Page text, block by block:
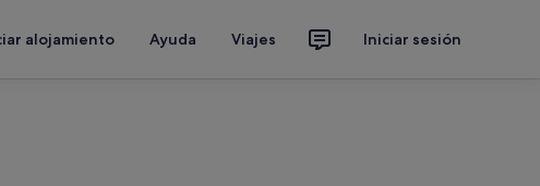
alojamiento Ayuda Viajes Iniciar sesión